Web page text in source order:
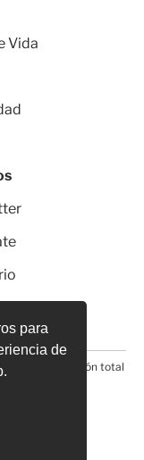
para
de
Vida
la reproducción total
electrónico*